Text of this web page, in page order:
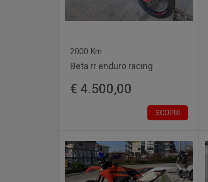
2000 Km
Beta rr enduro racing
€ 4.500,00
SCOPRI